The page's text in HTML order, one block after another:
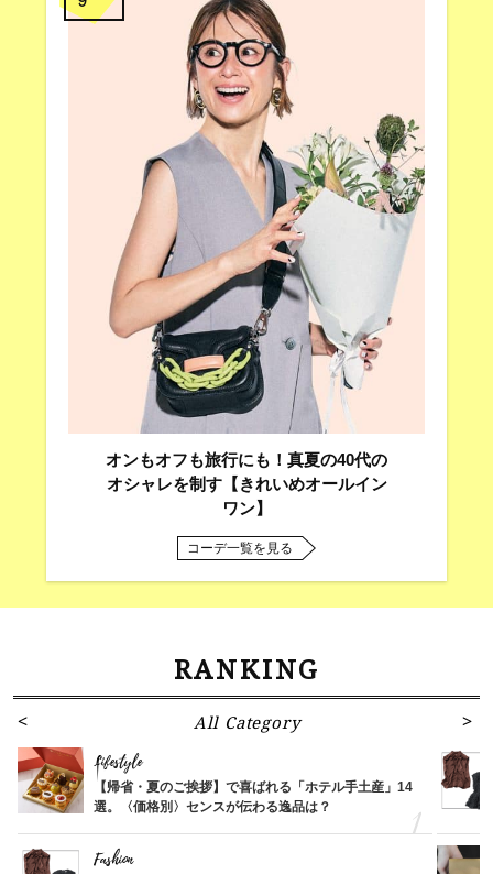
オンもオフも旅行にも！真夏の40代の
オシャレを制す【きれいめオールイン
ワン】
コーデ一覧を見る
RANKING
All Category
Lifestyle
【帰省・夏のご挨拶】で喜ばれる「ホテル手土産」14
選。〈価格別〉センスが伝わる逸品は？
Fashion